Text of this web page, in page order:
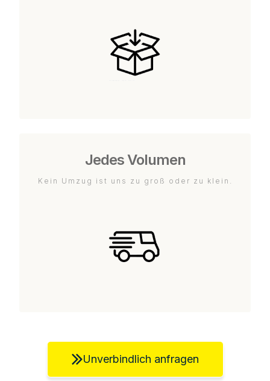
Jedes Volumen
Kein Umzug ist uns zu groß oder zu klein.
Unverbindlich anfragen